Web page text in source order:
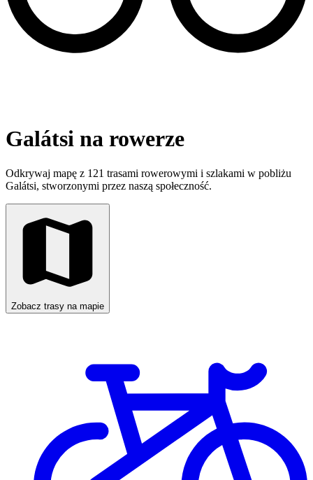
Galátsi na rowerze
Odkrywaj mapę z 121 trasami rowerowymi i szlakami w pobliżu
Galátsi, stworzonymi przez naszą społeczność.
Zobacz trasy na mapie